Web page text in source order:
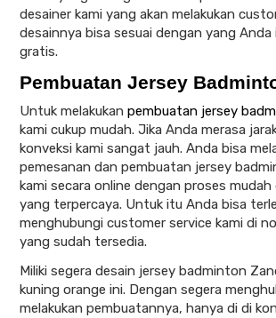
desainer kami yang akan melakukan
desainnya bisa sesuai dengan yang Anda
gratis.
Pembuatan Jersey
Untuk melakukan pembuatan jersey
kami cukup mudah. Jika Anda merasa
konveksi kami sangat jauh. Anda bisa
pemesanan dan pembuatan jersey
kami secara online dengan proses mudah
yang terpercaya. Untuk itu Anda bisa
menghubungi customer service kami di
yang sudah tersedia.
Miliki segera desain jersey badminton
kuning orange ini. Dengan segera
melakukan pembuatannya, hanya di di